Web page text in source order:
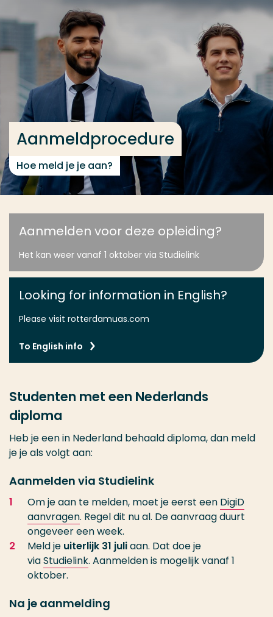
Ga direct naar de content
... > Aanmeldprocedure
Aanmeldprocedure
Hoe meld je je aan?
Aanmelden voor deze opleiding?
Het kan weer vanaf 1 oktober via Studielink
Looking for information in English?
Please visit rotterdamuas.com
To English info
Studenten met een Nederlands
diploma
Heb je een in Nederland behaald diploma, dan meld
je je als volgt aan:
Aanmelden via Studielink
Om je aan te melden, moet je eerst een DigiD
aanvragen. Regel dit nu al. De aanvraag duurt
ongeveer een week.
Meld je uiterlijk 31 juliaan. Dat doe je
viaStudielink. Aanmelden is mogelijk vanaf 1
oktober.
Na je aanmelding
Veel gezocht
Opleiding